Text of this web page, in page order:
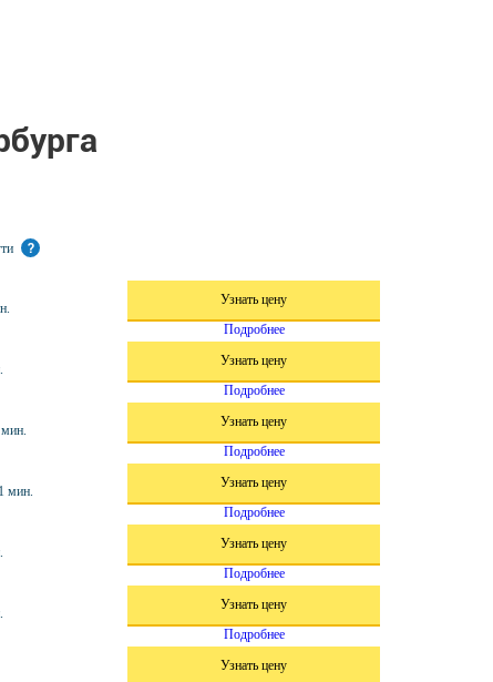
?
Узнать цену
Подробнее
Узнать цену
Подробнее
Узнать цену
Подробнее
мин.
Узнать цену
Подробнее
Узнать цену
Подробнее
Узнать цену
Подробнее
Узнать цену